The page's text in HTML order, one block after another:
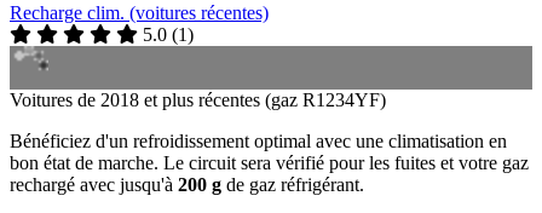
Recharge clim. (voitures récentes)
5.0 (1)
Voitures de 2018 et plus récentes (gaz R1234YF)
Bénéficiez d'un refroidissement optimal avec une climatisation en
bon état de marche. Le circuit sera vérifié pour les fuites et votre gaz
rechargé avec jusqu'à 200 g de gaz réfrigérant.